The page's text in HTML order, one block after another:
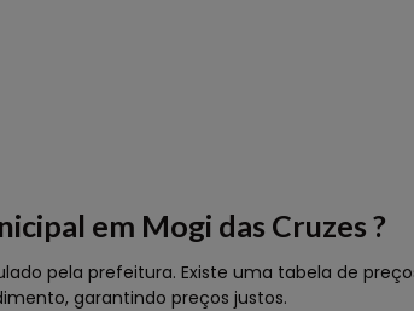
em Mogi das Cruzes ?
pela prefeitura. Existe uma tabela de
garantindo preços justos.